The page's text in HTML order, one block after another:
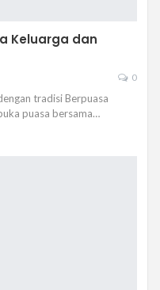
Keluarga dan
0
tradisi Berpuasa
puasa bersama…